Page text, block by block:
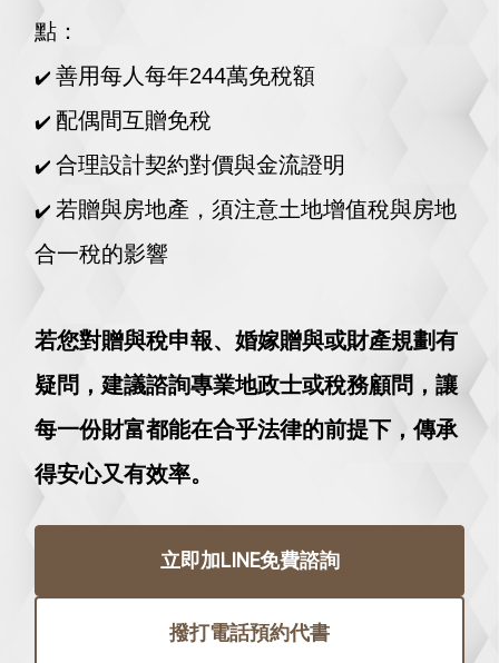
點：
✔️善用每人每年244萬免稅額
✔️ 配偶間互贈免稅
✔️合理設計契約對價與金流證明
✔️ 若贈與房地產，須注意土地增值稅與房地
合一稅的影響
若您對贈與稅申報、婚嫁贈與或財產規劃有
疑問，建議諮詢專業地政士或稅務顧問，讓
每一份財富都能在合乎法律的前提下，傳承
得安心又有效率。
立即加LINE免費諮詢
撥打電話預約代書